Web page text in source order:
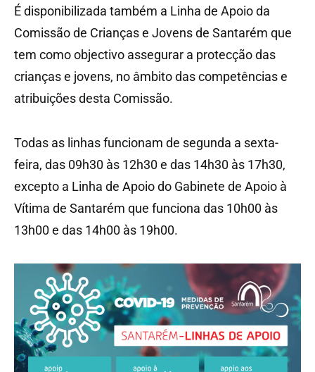
É disponibilizada também a Linha de Apoio da
Comissão de Crianças e Jovens de Santarém que
tem como objectivo assegurar a protecção das
crianças e jovens, no âmbito das competências e
atribuições desta Comissão.
Todas as linhas funcionam de segunda a sexta-
feira, das 09h30 às 12h30 e das 14h30 às 17h30,
excepto a Linha de Apoio do Gabinete de Apoio à
Vítima de Santarém que funciona das 10h00 às
13h00 e das 14h00 às 19h00.